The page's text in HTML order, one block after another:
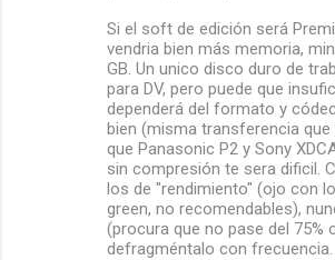
Si el soft de edición será
vendria bien más memoria,
GB. Un unico disco duro de
para DV, pero puede que
dependerá del formato y
bien (misma transferencia que
que Panasonic P2 y Sony
sin compresión te sera dificil.
los de "rendimiento" (ojo con
green, no recomendables),
(procura que no pase del 75%
defragméntalo con frecuencia.